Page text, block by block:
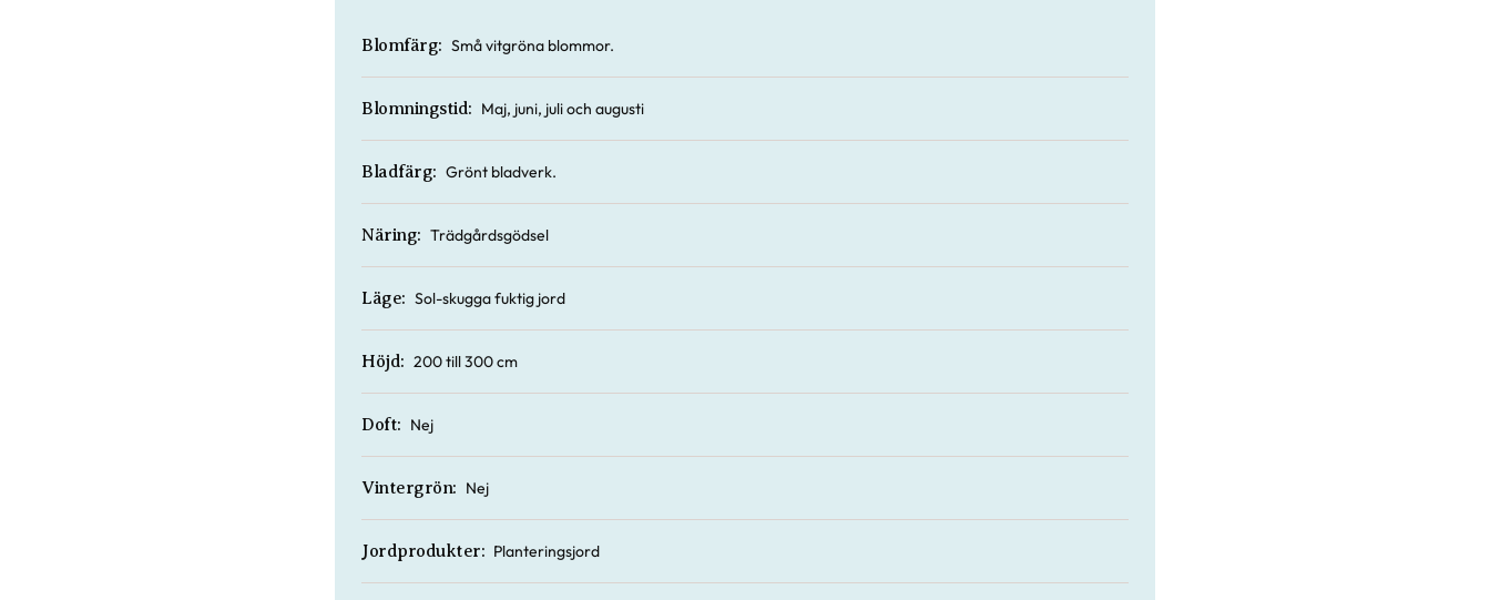
Blomfärg: Små vitgröna blommor.
Blomningstid: Maj, juni, juli och augusti
Bladfärg: Grönt bladverk.
Näring: Trädgårdsgödsel
Läge: Sol-skugga fuktig jord
Höjd: 200 till 300 cm
Doft: Nej
Vintergrön: Nej
Jordprodukter: Planteringsjord